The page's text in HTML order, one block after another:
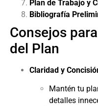
Plan de Trabajo y
Bibliografía
Consejos
del Plan
Claridad y
Mantén tu
detalles